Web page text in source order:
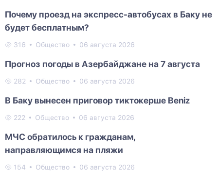
Почему проезд на экспресс-автобусах в Баку не
будет бесплатным?
316 Общество 06 августа 2026
Прогноз погоды в Азербайджане на 7 августа
282 Общество 06 августа 2026
В Баку вынесен приговор тиктокерше Beniz
222 Общество 06 августа 2026
МЧС обратилось к гражданам,
направляющимся на пляжи
154 Общество 06 августа 2026